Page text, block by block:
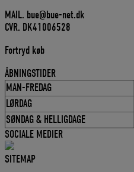
MAIL. bue@bue-net.dk
CVR. DK41006528
Fortryd køb
ÅBNINGSTIDER
MAN-FREDAG
LØRDAG
SØNDAG & HELLIGDAGE
SOCIALE MEDIER
SITEMAP